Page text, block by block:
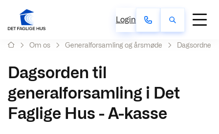
Login
Om os Generalforsamling og årsmøde Dagsordner
Dagsorden til
generalforsamling i Det
Faglige Hus - A-kasse